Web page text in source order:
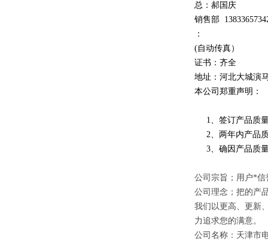
总：郝国庆
销售部 13833
：
(自动传真）
证书：齐全
地址：河北大城演
本公司郑重声明：
1、签订产品质量
2、两年内产品质
3、确因产品质量
公司宗旨；用户*
公司理念；把的产
我们以更高、更新
力追求您的满意。
公司名称：天津市